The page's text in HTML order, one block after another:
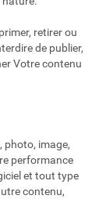
retirer ou
de publier,
Votre contenu
photo, image,
performance
et tout type
contenu,